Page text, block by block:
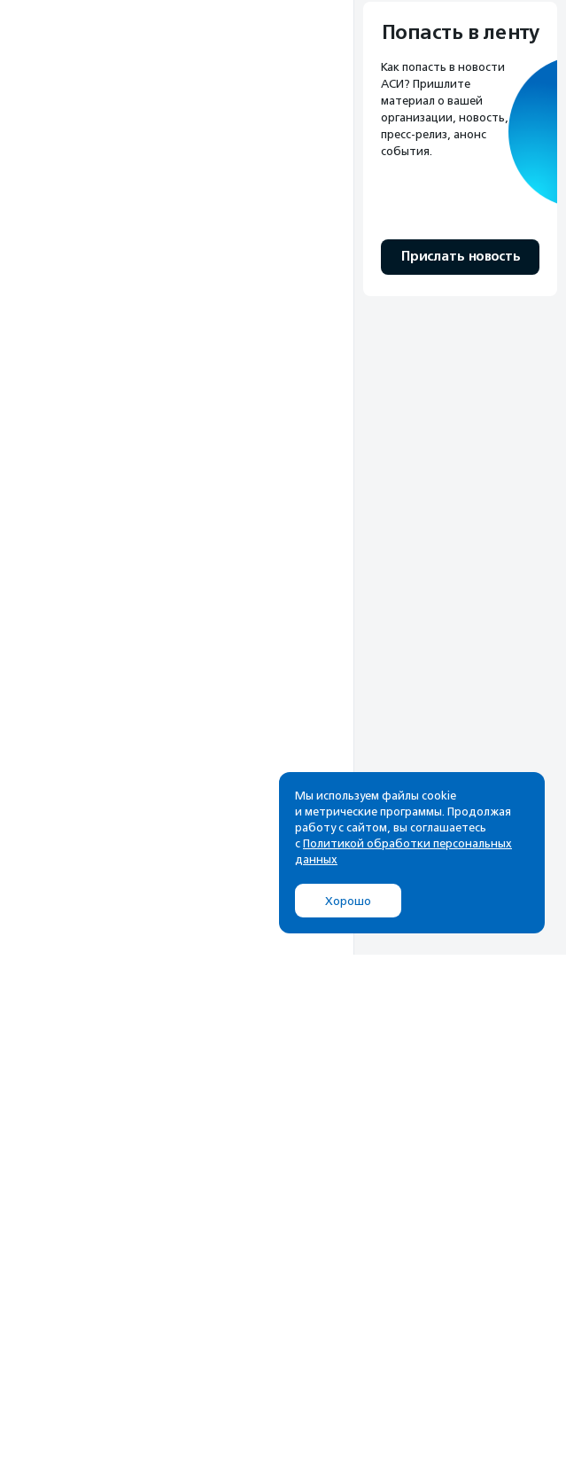
Попасть в ленту
Как попасть в новости
АСИ? Пришлите
материал о вашей
организации, новость,
пресс-релиз, анонс
события.
Прислать новость
Рассылка
Cамые свежие новости,
почтовом ящике
Мы используем файлы cookie
и метрические программы. Продолжая
работу с сайтом, вы соглашаетесь
с Политикой обработки персональных
данных
Хорошо